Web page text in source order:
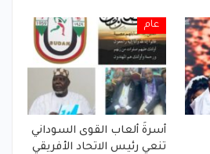
عام
أسرةَ ألعاب القوى السوداني
تنعي رئيس الاتحاد الأفريقي